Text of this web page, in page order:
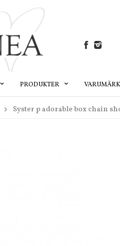
PRODUKTER
Syster p adorable box chain